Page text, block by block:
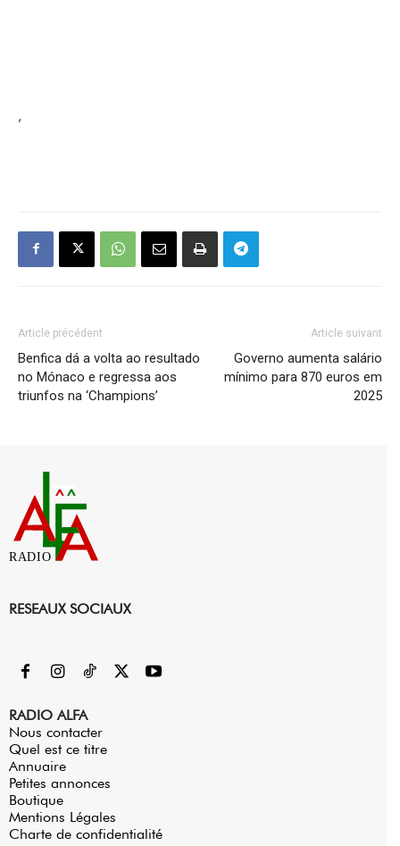
,
Article précédent
Benfica dá a volta ao resultado
no Mónaco e regressa aos
triunfos na ‘Champions’
Article suivant
Governo aumenta salário
mínimo para 870 euros em
2025
RADIO
RESEAUX SOCIAUX
RADIO ALFA
Nous contacter
Quel est ce titre
Annuaire
Petites annonces
Boutique
Mentions Légales
Charte de confidentialité